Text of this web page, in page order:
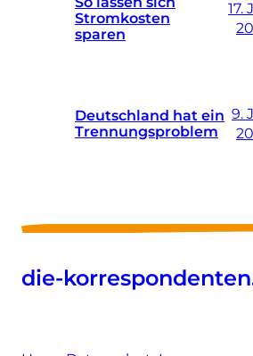
Stromkosten
sparen
17.
Deutschland hat ein
Trennungsproblem
9.
die-